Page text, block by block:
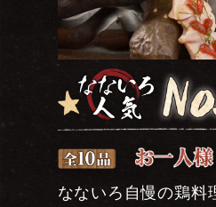
なないろ自慢の鶏料